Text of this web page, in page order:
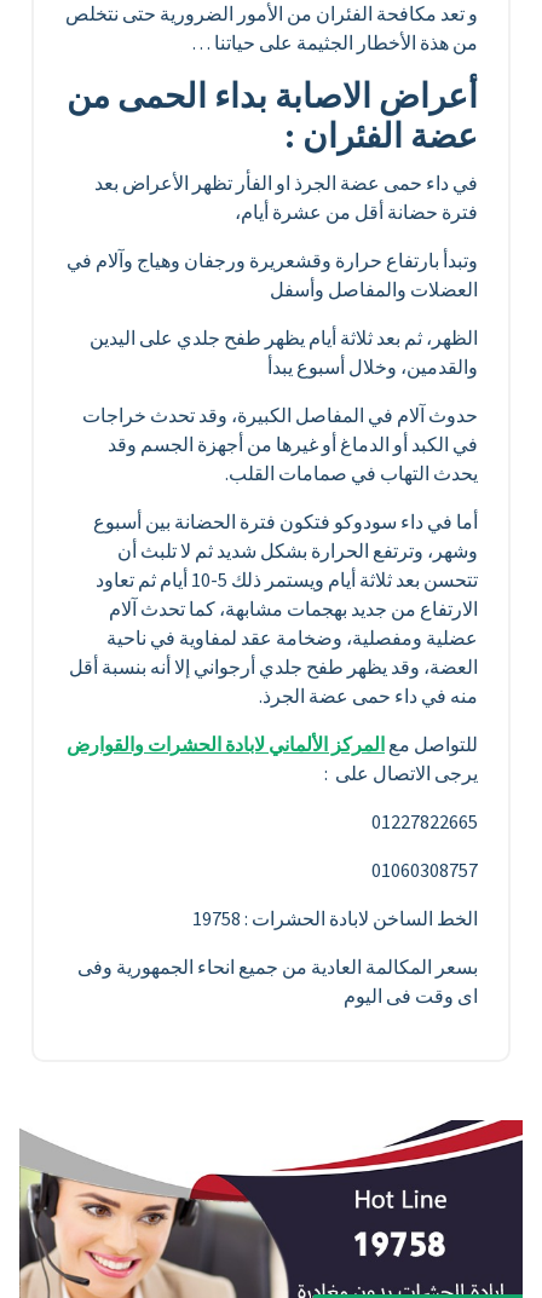
و تعد مكافحة الفئران من الأمور الضرورية حتى نتخلص
من هذة الأخطار الجثيمة على حياتنا …
أعراض الاصابة بداء الحمى من
عضة الفئران :
في داء حمى عضة الجرذ او الفأر تظهر الأعراض بعد
فترة حضانة أقل من عشرة أيام،
وتبدأ بارتفاع حرارة وقشعريرة ورجفان وهياج وآلام في
العضلات والمفاصل وأسفل
الظهر، ثم بعد ثلاثة أيام يظهر طفح جلدي على اليدين
والقدمين، وخلال أسبوع يبدأ
حدوث آلام في المفاصل الكبيرة، وقد تحدث خراجات
في الكبد أو الدماغ أو غيرها من أجهزة الجسم وقد
يحدث التهاب في صمامات القلب.
أما في داء سودوكو فتكون فترة الحضانة بين أسبوع
وشهر، وترتفع الحرارة بشكل شديد ثم لا تلبث أن
تتحسن بعد ثلاثة أيام ويستمر ذلك 5-10 أيام ثم تعاود
الارتفاع من جديد بهجمات مشابهة، كما تحدث آلام
عضلية ومفصلية، وضخامة عقد لمفاوية في ناحية
العضة، وقد يظهر طفح جلدي أرجواني إلا أنه بنسبة أقل
منه في داء حمى عضة الجرذ.
للتواصل معالمركز الألماني لابادة الحشرات والقوارض
يرجى الاتصال على :
01227822665
01060308757
الخط الساخن لابادة الحشرات : 19758
بسعر المكالمة العادية من جميع انحاء الجمهورية وفى
اى وقت فى اليوم